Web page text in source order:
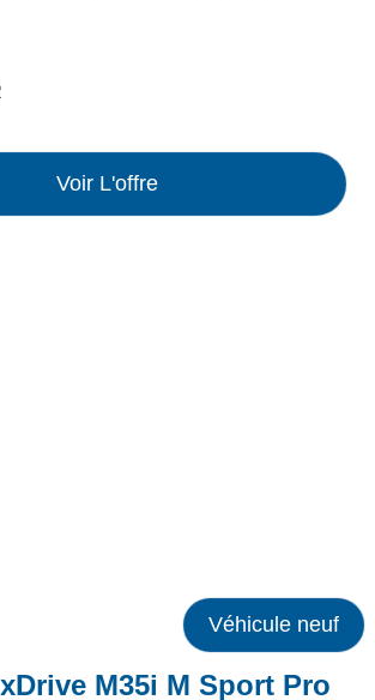
Voir L'offre
Véhicule neuf
M35i M Sport Pro